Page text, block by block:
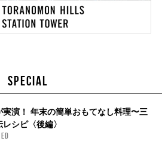
SPECIAL
実演！ 年末の簡単おもてなし料理〜三
シピ〈後編〉